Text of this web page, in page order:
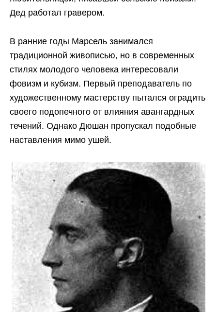
Дед работал гравером.
В ранние годы Марсель занимался
традиционной живописью, но в современных
стилях молодого человека интересовали
фовизм и кубизм. Первый преподаватель по
художественному мастерству пытался оградить
своего подопечного от влияния авангардных
течений. Однако Дюшан пропускал подобные
наставления мимо ушей.